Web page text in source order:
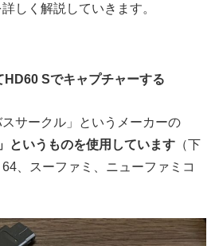
しく解説していきます。
HD60 Sでキャプチャーする
サークル」というメーカーの
というものを使用しています （下
、スーファミ、ニューファミコ